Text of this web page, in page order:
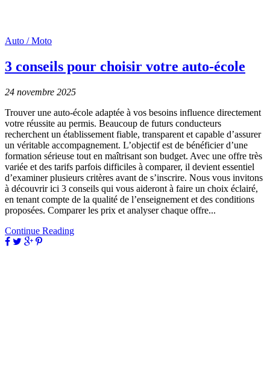
Auto / Moto
3 conseils pour choisir votre auto-école
24 novembre 2025
Trouver une auto-école adaptée à vos besoins influence directement
votre réussite au permis. Beaucoup de futurs conducteurs
recherchent un établissement fiable, transparent et capable d’assurer
un véritable accompagnement. L’objectif est de bénéficier d’une
formation sérieuse tout en maîtrisant son budget. Avec une offre très
variée et des tarifs parfois difficiles à comparer, il devient essentiel
d’examiner plusieurs critères avant de s’inscrire. Nous vous invitons
à découvrir ici 3 conseils qui vous aideront à faire un choix éclairé,
en tenant compte de la qualité de l’enseignement et des conditions
proposées. Comparer les prix et analyser chaque offre...
Continue Reading